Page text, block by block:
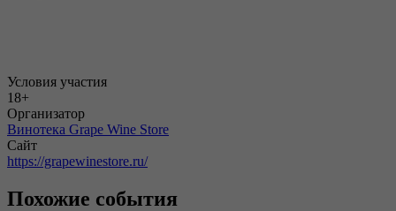
Условия участия
18+
Организатор
Винотека Grape Wine Store
Сайт
https://grapewinestore.ru/
Похожие события